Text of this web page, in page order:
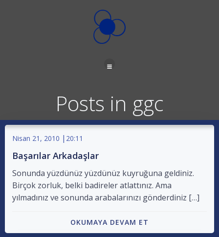
geç
Posts in ggc
Nisan 21, 2010 | 20:11
Başarılar Arkadaşlar
Sonunda yüzdünüz yüzdünüz kuyruğuna geldiniz.
Birçok zorluk, belki badireler atlattınız. Ama
yılmadınız ve sonunda arabalarınızı gönderdiniz […]
OKUMAYA DEVAM ET